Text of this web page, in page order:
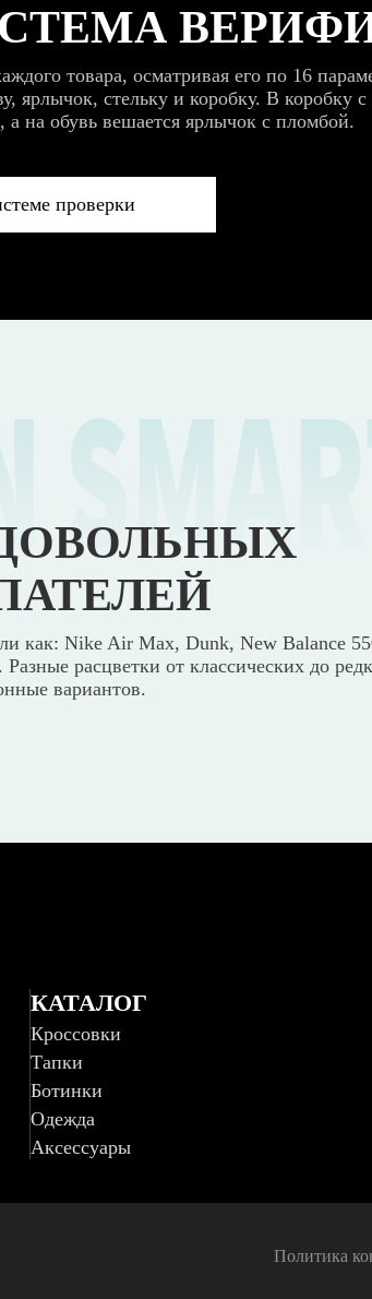
товара, осматривая его по 16
ярлычок, стельку и коробку. В коробку с
а на обувь вешается ярлычок с пломбой.
проверки
как: Nike Air Max, Dunk, New Balance
расцветки от классических до
вариантов.
КАТАЛОГ
Кроссовки
Тапки
Ботинки
Одежда
Аксессуары
Политика